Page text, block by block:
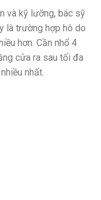
và kỹ lưỡng, bác sỹ
là trường hợp hô do
hơn. Cần nhổ 4
cửa ra sau tối đa
nhất.